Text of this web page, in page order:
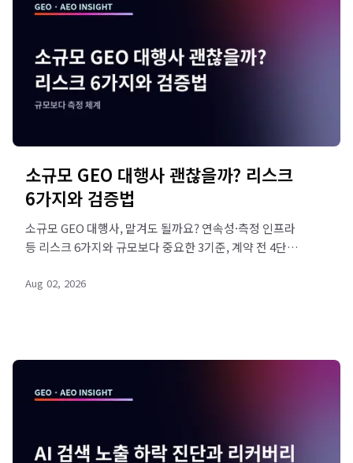
소규모 GEO 대행사 괜찮을까? 리스크
6가지와 검증법
소규모 GEO 대행사, 맡겨도 될까요? 연속성·측정 인프라
등 리스크 6가지와 규모보다 중요한 3기준, 계약 전 4단계
Aug 02, 2026